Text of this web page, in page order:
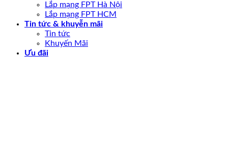
Lắp mạng FPT Hà Nội
Lắp mạng FPT HCM
Tin tức & khuyễn mãi
Tin tức
Khuyến Mãi
Ưu đãi